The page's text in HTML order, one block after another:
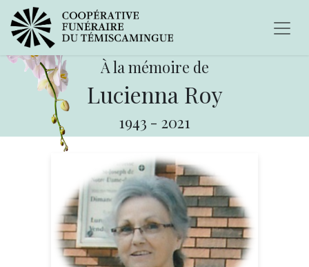
À la mémoire de
Lucienna Roy
1943 - 2021